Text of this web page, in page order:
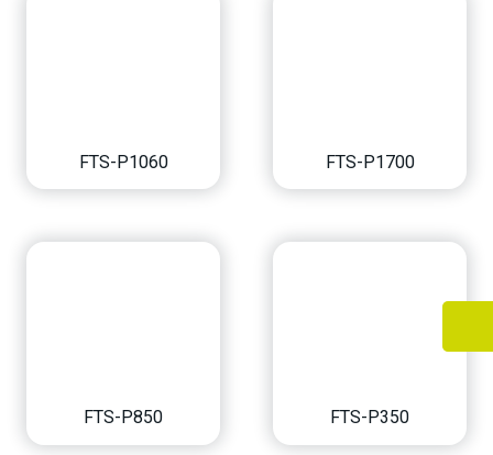
FTS-P1060 FTS-P1700
FTS-P850 FTS-P350